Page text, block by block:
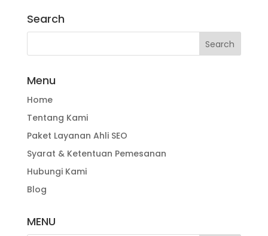
Search
Menu
Home
Tentang Kami
Paket Layanan Ahli SEO
Syarat & Ketentuan Pemesanan
Hubungi Kami
Blog
MENU